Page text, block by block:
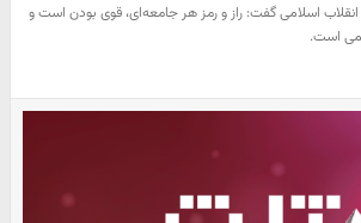
انقلاب اسلامی گفت: راز و رمز هر جامعه‌ای، قوی بودن است و
است.